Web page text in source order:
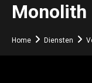
Monolith
Home Diensten